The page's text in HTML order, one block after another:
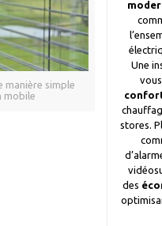
manière simple
mobile
Une
stores.
des